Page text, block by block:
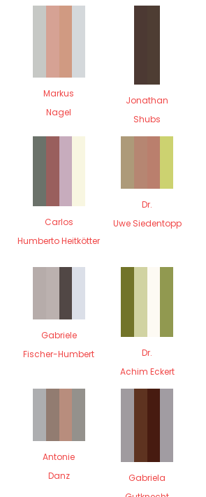
Markus
Nagel
Jonathan
Shubs
Carlos
Humberto Heitkötter
Dr.
Uwe Siedentopp
Gabriele
Fischer-Humbert
Dr.
Achim Eckert
Antonie
Danz
Gabriela